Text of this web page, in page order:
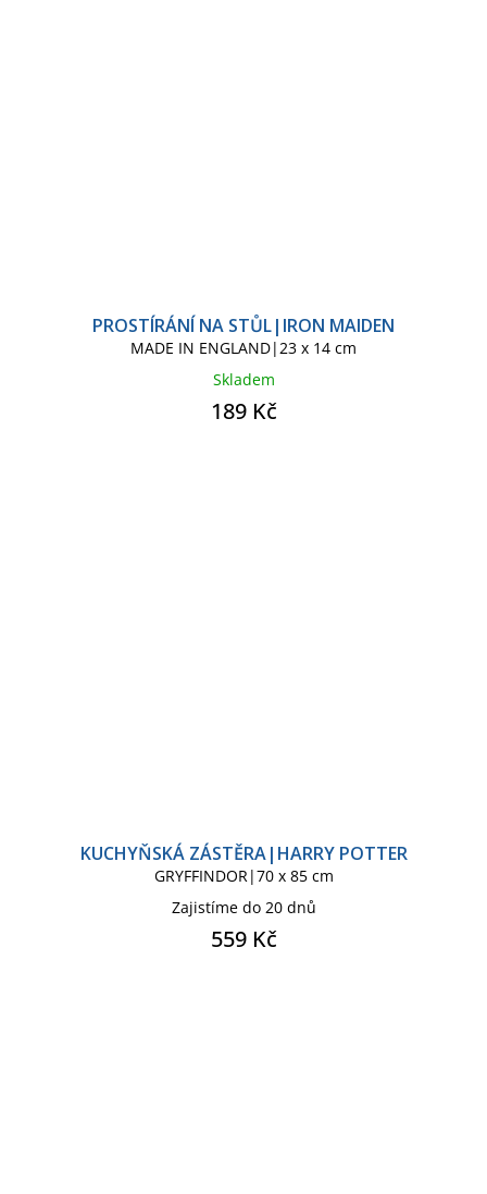
PROSTÍRÁNÍ NA STŮL|IRON MAIDEN
MADE IN ENGLAND|23 x 14 cm
Skladem
189 Kč
KUCHYŇSKÁ ZÁSTĚRA|HARRY POTTER
GRYFFINDOR|70 x 85 cm
Zajistíme do 20 dnů
559 Kč